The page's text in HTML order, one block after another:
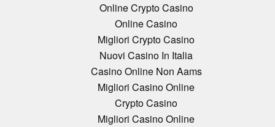
Online Crypto Casino
Online Casino
Migliori Crypto Casino
Nuovi Casino In Italia
Casino Online Non Aams
Migliori Casino Online
Crypto Casino
Migliori Casino Online